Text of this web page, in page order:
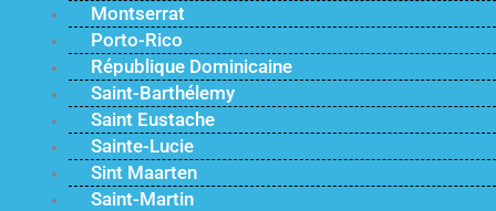
Montserrat
Porto-Rico
République Dominicaine
Saint-Barthélemy
Saint Eustache
Sainte-Lucie
Sint Maarten
Saint-Martin